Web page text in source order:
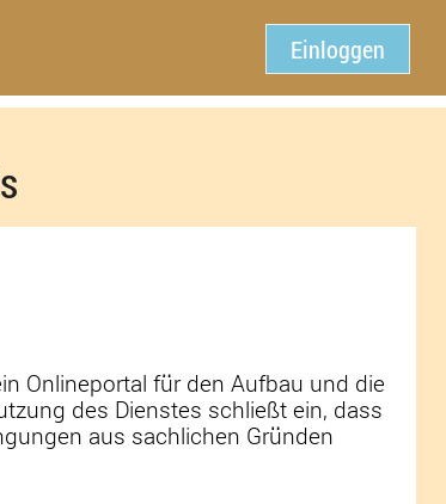
Einloggen
Onlineportal für den Aufbau und die
des Dienstes schließt ein, dass
aus sachlichen Gründen